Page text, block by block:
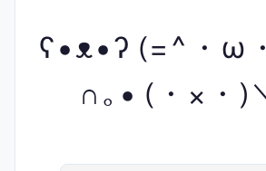
ʕ•ᴥ•ʔ (=^・ω
(・×・)＼